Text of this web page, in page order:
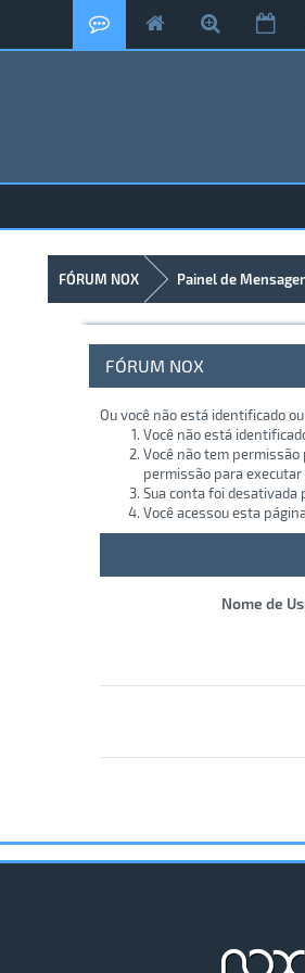
FÓRUM NOX Painel de
FÓRUM NOX
Ou você não está identificado
Você não está
Você não tem
permissão para executar
Sua conta foi desativada
Você acessou esta
Nome de